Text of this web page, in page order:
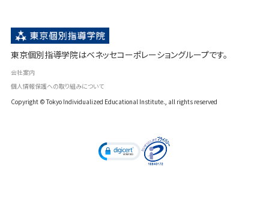
東京個別指導学院はベネッセコーポレーショングループです。
Copyright © Tokyo Individualized Educational Institute., all rights reserved
会社案内
個人情報保護への取り組みについて